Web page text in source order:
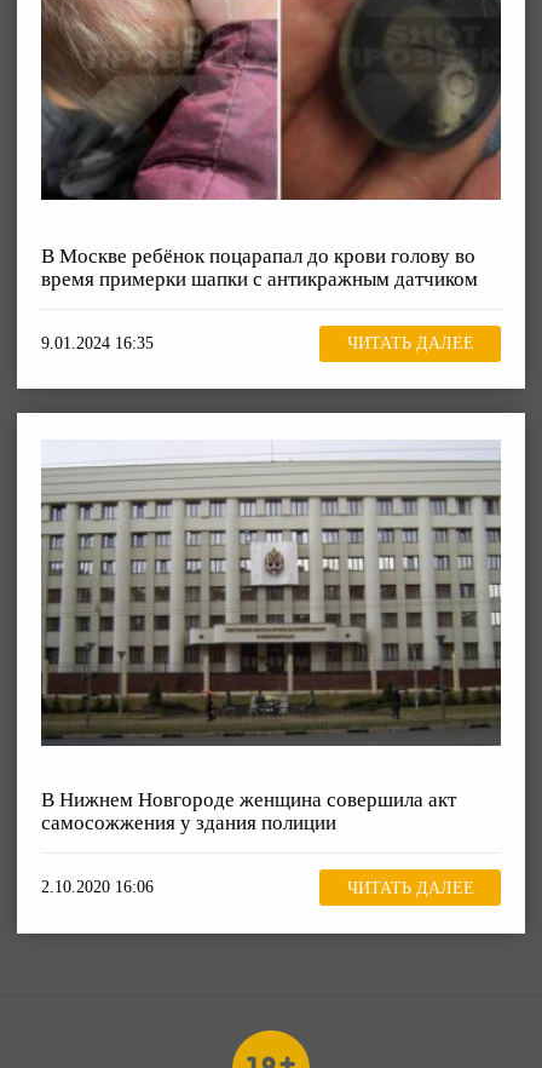
В Москве ребёнок поцарапал до крови голову во
время примерки шапки с антикражным датчиком
9.01.2024 16:35 ЧИТАТЬ ДАЛЕЕ
В Нижнем Новгороде женщина совершила акт
самосожжения у здания полиции
2.10.2020 16:06 ЧИТАТЬ ДАЛЕЕ